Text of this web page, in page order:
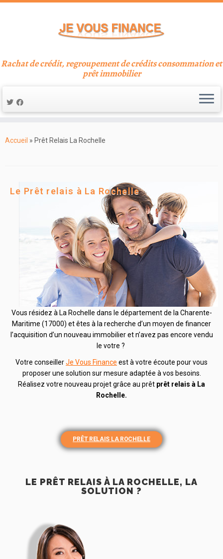
Rachat de crédit, regroupement de crédits consommation et
prêt immobilier
Accueil » Prêt Relais La Rochelle
Le Prêt relais à La Rochelle
Vous résidez à La Rochelle dans le département de la Charente-
Maritime (17000) et êtes à la recherche d’un moyen de financer
l’acquisition d’un nouveau immobilier et n’avez pas encore vendu
le votre ?
Votre conseillerJe Vous Finance est à votre écoute pour vous
proposer une solution sur mesure adaptée à vos besoins.
Réalisez votre nouveau projet grâce au prêt prêt relais à La
Rochelle.
PRÊT RELAIS LA ROCHELLE
LE PRÊT RELAIS À LA ROCHELLE, LA
SOLUTION ?